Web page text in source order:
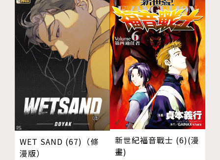
WET SAND (67)（條
漫版）
新世紀福音戰士 (6)(漫
畫)